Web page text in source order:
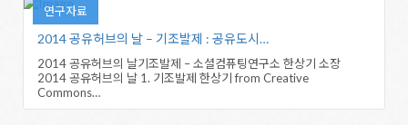
연구자료
2014 공유허브의 날 – 기조발제 : 공유도시…
2014 공유허브의 날기조발제 – 소셜컴퓨팅연구소 한상기 소장
2014 공유허브의 날 1. 기조발제 한상기 from Creative
Commons…